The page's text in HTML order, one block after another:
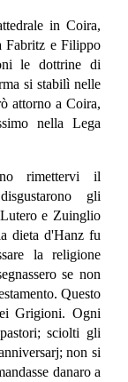
in Coira,
Fabritz e Filippo
le dottrine di
si stabilì nelle
attorno a Coira,
nella Lega
rimettervi il
gli
e Zuinglio
dieta d'Hanz fu
la religione
se non
Questo
Grigioni. Ogni
sciolti gli
non si
danaro a